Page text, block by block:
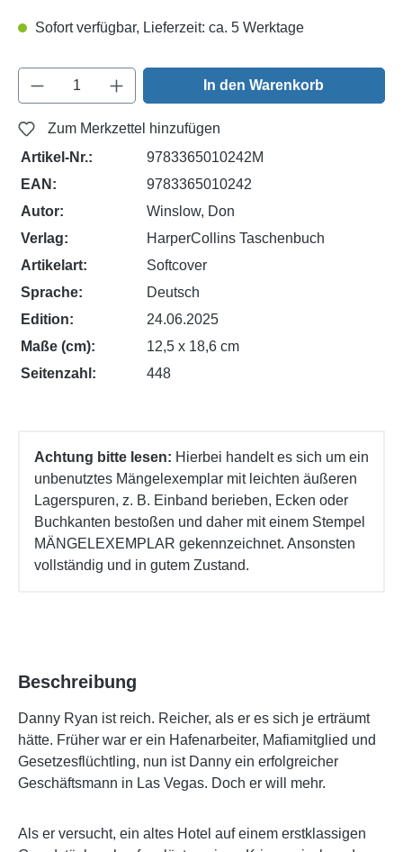
Sofort verfügbar, Lieferzeit: ca. 5 Werktage
Produkt Anzahl: Gib den gewünschten
In den Warenkorb
Zum Merkzettel hinzufügen
Artikel-Nr.:
9783365010242M
EAN:
9783365010242
Autor:
Winslow, Don
Verlag:
HarperCollins Taschenbuch
Artikelart:
Softcover
Sprache:
Deutsch
Edition:
24.06.2025
Maße (cm):
12,5 x 18,6 cm
Seitenzahl:
448
Achtung bitte lesen: Hierbei handelt es sich um ein
unbenutztes Mängelexemplar mit leichten äußeren
Lagerspuren, z. B. Einband berieben, Ecken oder
Buchkanten bestoßen und daher mit einem Stempel
MÄNGELEXEMPLAR gekennzeichnet. Ansonsten
vollständig und in gutem Zustand.
Beschreibung
Danny Ryan ist reich. Reicher, als er es sich je erträumt
hätte. Früher war er ein Hafenarbeiter, Mafiamitglied und
Gesetzesflüchtling, nun ist Danny ein erfolgreicher
Geschäftsmann in Las Vegas. Doch er will mehr.
Als er versucht, ein altes Hotel auf einem erstklassigen